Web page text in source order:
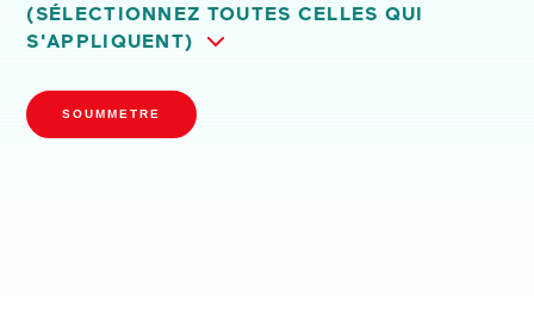
(SÉLECTIONNEZ TOUTES CELLES QUI
S'APPLIQUENT)
SOUMMETRE